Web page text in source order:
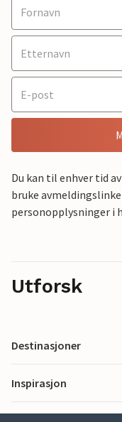
Du kan til enhver tid
bruke
personopplysninger i
Utforsk
Destinasjoner
Inspirasjon